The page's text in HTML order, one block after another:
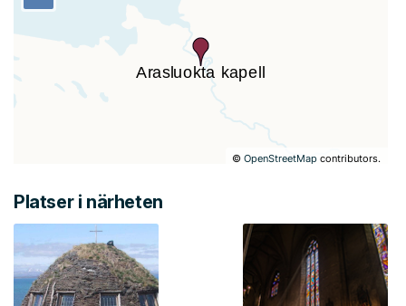
©OpenStreetMap contributors.
Platser i närheten